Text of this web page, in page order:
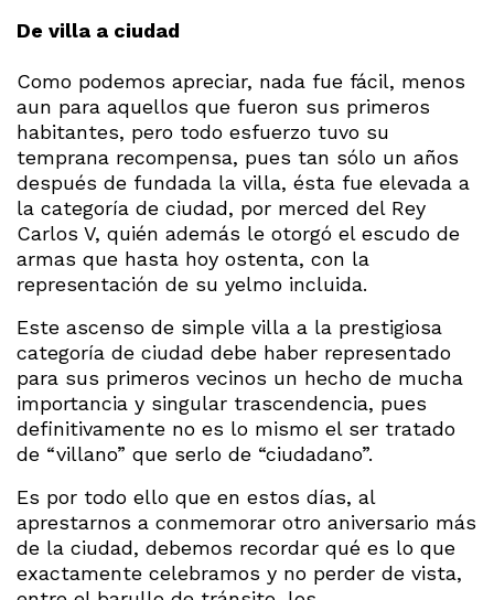
De villa a ciudad
Como podemos apreciar, nada fue fácil, menos
aun para aquellos que fueron sus primeros
habitantes, pero todo esfuerzo tuvo su
temprana recompensa, pues tan sólo un años
después de fundada la villa, ésta fue elevada a
la categoría de ciudad, por merced del Rey
Carlos V, quién además le otorgó el escudo de
armas que hasta hoy ostenta, con la
representación de su yelmo incluida.
Este ascenso de simple villa a la prestigiosa
categoría de ciudad debe haber representado
para sus primeros vecinos un hecho de mucha
importancia y singular trascendencia, pues
definitivamente no es lo mismo el ser tratado
de “villano” que serlo de “ciudadano”.
Es por todo ello que en estos días, al
aprestarnos a conmemorar otro aniversario más
de la ciudad, debemos recordar qué es lo que
exactamente celebramos y no perder de vista,